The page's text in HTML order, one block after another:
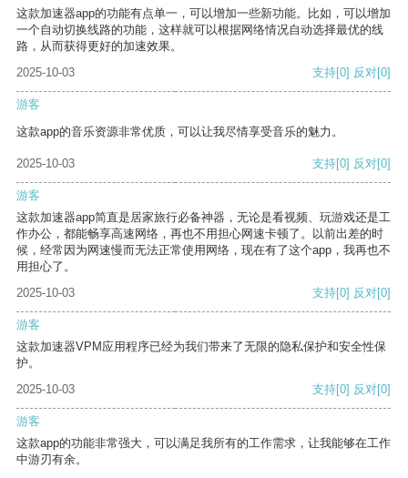
这款加速器app的功能有点单一，可以增加一些新功能。比如，可以增加
一个自动切换线路的功能，这样就可以根据网络情况自动选择最优的线
路，从而获得更好的加速效果。
2025-10-03
支持[0] 反对[0]
游客
这款app的音乐资源非常优质，可以让我尽情享受音乐的魅力。
2025-10-03 支持[0] 反对[0]
游客
这款加速器app简直是居家旅行必备神器，无论是看视频、玩游戏还是工
作办公，都能畅享高速网络，再也不用担心网速卡顿了。以前出差的时
候，经常因为网速慢而无法正常使用网络，现在有了这个app，我再也不
用担心了。
2025-10-03
支持[0] 反对[0]
游客
这款加速器VPM应用程序已经为我们带来了无限的隐私保护和安全性保
护。
2025-10-03
支持[0] 反对[0]
游客
这款app的功能非常强大，可以满足我所有的工作需求，让我能够在工作
中游刃有余。